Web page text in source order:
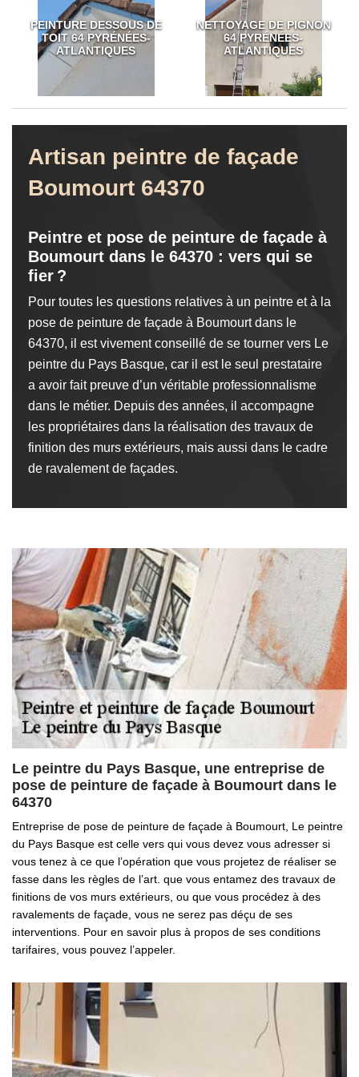
PEINTURE DESSOUS DE
TOIT 64 PYRÉNÉES-
ATLANTIQUES
NETTOYAGE DE PIGNON
64 PYRÉNÉES-
ATLANTIQUES
Artisan peintre de façade
Boumourt 64370
Peintre et pose de peinture de façade à
Boumourt dans le 64370 : vers qui se
fier ?
Pour toutes les questions relatives à un peintre et à la
pose de peinture de façade à Boumourt dans le
64370, il est vivement conseillé de se tourner vers Le
peintre du Pays Basque, car il est le seul prestataire
a avoir fait preuve d’un véritable professionnalisme
dans le métier. Depuis des années, il accompagne
les propriétaires dans la réalisation des travaux de
finition des murs extérieurs, mais aussi dans le cadre
de ravalement de façades.
Le peintre du Pays Basque, une entreprise de
pose de peinture de façade à Boumourt dans le
64370
Entreprise de pose de peinture de façade à Boumourt, Le peintre
du Pays Basque est celle vers qui vous devez vous adresser si
vous tenez à ce que l’opération que vous projetez de réaliser se
fasse dans les règles de l’art. que vous entamez des travaux de
finitions de vos murs extérieurs, ou que vous procédez à des
ravalements de façade, vous ne serez pas déçu de ses
interventions. Pour en savoir plus à propos de ses conditions
tarifaires, vous pouvez l’appeler.